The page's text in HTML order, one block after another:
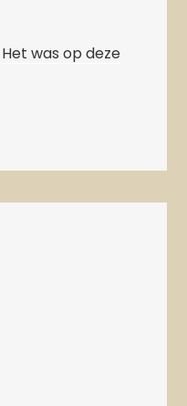
Het was op deze